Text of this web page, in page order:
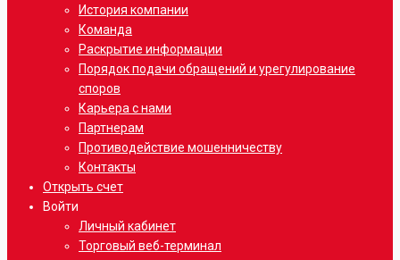
История компании
Команда
Раскрытие информации
Порядок подачи обращений и урегулирование
споров
Карьера с нами
Партнерам
Противодействие мошенничеству
Контакты
Открыть счет
Войти
Личный кабинет
Торговый веб-терминал